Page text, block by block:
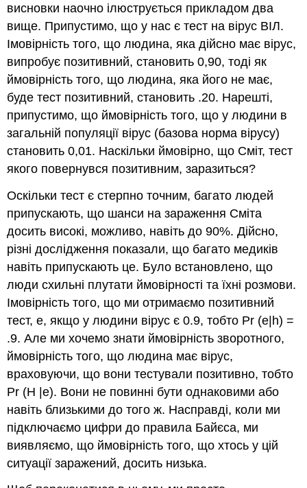
висновки наочно ілюструється прикладом два
вище. Припустимо, що у нас є тест на вірус ВІЛ.
Імовірність того, що людина, яка дійсно має вірус,
випробує позитивний, становить 0,90, тоді як
ймовірність того, що людина, яка його не має,
буде тест позитивний, становить .20. Нарешті,
припустимо, що ймовірність того, що у людини в
загальній популяції вірус (базова норма вірусу)
становить 0,01. Наскільки ймовірно, що Сміт, тест
якого повернувся позитивним, заразиться?
Оскільки тест є стерпно точним, багато людей
припускають, що шанси на зараження Сміта
досить високі, можливо, навіть до 90%. Дійсно,
різні дослідження показали, що багато медиків
навіть припускають це. Було встановлено, що
люди схильні плутати ймовірності та їхні розмови.
Імовірність того, що ми отримаємо позитивний
тест, е, якщо у людини вірус є 0.9, тобто Pr (e|h) =
.9. Але ми хочемо знати ймовірність зворотного,
ймовірність того, що людина має вірус,
враховуючи, що вони тестували позитивно, тобто
Pr (H |e). Вони не повинні бути однаковими або
навіть близькими до того ж. Насправді, коли ми
підключаємо цифри до правила Байєса, ми
виявляємо, що ймовірність того, що хтось у цій
ситуації заражений, досить низька.